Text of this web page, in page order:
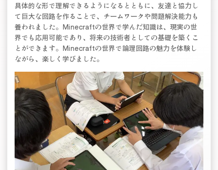
具体的な形で理解できるようになるとともに、友達と協力し
て巨大な回路を作ることで、チームワークや問題解決能力も
養われました。Minecraftの世界で学んだ知識は、現実の世
界でも応用可能であり、将来の技術者としての基礎を築くこ
とができます。Minecraftの世界で論理回路の魅力を体験し
ながら、楽しく学びました。